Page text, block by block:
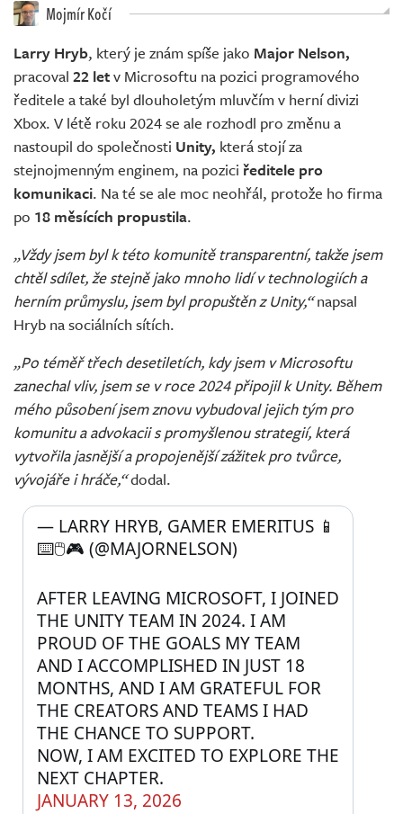
Živě Mojmír Kočí
Larry Hryb, který je znám spíše jako Major Nelson,
pracoval 22 letv Microsoftu na pozici programového
ředitele a také byl dlouholetým mluvčím v herní divizi
Xbox. V létě roku 2024 se ale rozhodl pro změnu a
nastoupil do společnosti Unity, která stojí za
stejnojmenným enginem, na pozici ředitele pro
komunikaci. Na té se ale moc neohřál, protože ho firma
po 18 měsících propustila.
„Vždy jsem byl k této komunitě transparentní, takže jsem
chtěl sdílet, že stejně jako mnoho lidí v technologiích a
herním průmyslu, jsem byl propuštěn z Unity,“napsal
Hryb na sociálních sítích.
„Po téměř třech desetiletích, kdy jsem v Microsoftu
zanechal vliv, jsem se v roce 2024 připojil k Unity. Během
mého působení jsem znovu vybudoval jejich tým pro
komunitu a advokacii s promyšlenou strategií, která
vytvořila jasnější a propojenější zážitek pro tvůrce,
vývojáře i hráče,“dodal.
AFTER LEAVING MICROSOFT, I JOINED
THE UNITY TEAM IN 2024. I AM
PROUD OF THE GOALS MY TEAM
AND I ACCOMPLISHED IN JUST 18
MONTHS, AND I AM GRATEFUL FOR
THE CREATORS AND TEAMS I HAD
THE CHANCE TO SUPPORT.
NOW, I AM EXCITED TO EXPLORE THE
NEXT CHAPTER.
— LARRY HRYB, GAMER EMERITUS 📱
⌨️🖱️🎮 (@MAJORNELSON)
JANUARY 13, 2026